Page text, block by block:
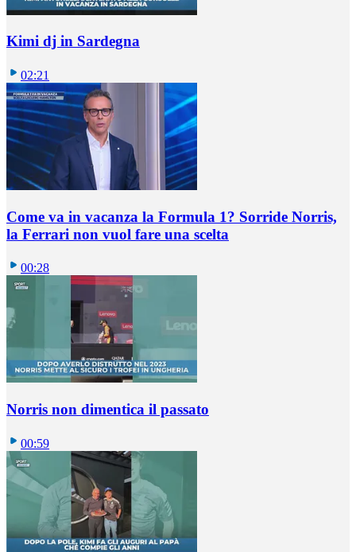
Kimi dj in Sardegna
02:21
Come va in vacanza la Formula 1? Sorride Norris,
la Ferrari non vuol fare una scelta
00:28
Norris non dimentica il passato
00:59